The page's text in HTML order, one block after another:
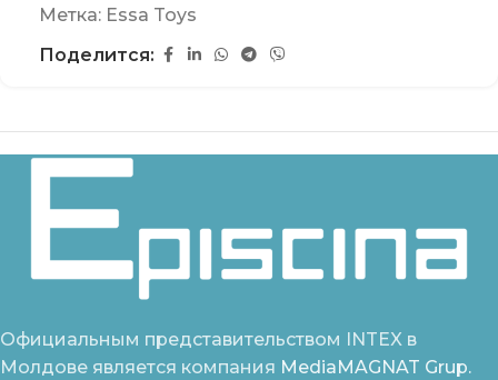
Метка: Essa Toys
Поделится:
Официальным представительством INTEX в
Молдове является компания MediaMAGNAT Grup.